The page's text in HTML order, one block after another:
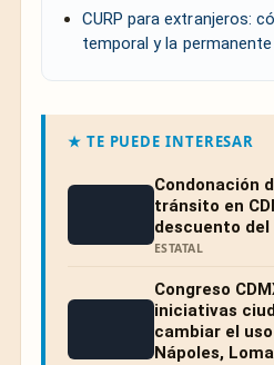
CURP para extranjeros:
temporal y la permanente
★ TE PUEDE INTERESAR
Condonación
tránsito en
descuento del
ESTATAL
Congreso
iniciativas
cambiar el
Nápoles,